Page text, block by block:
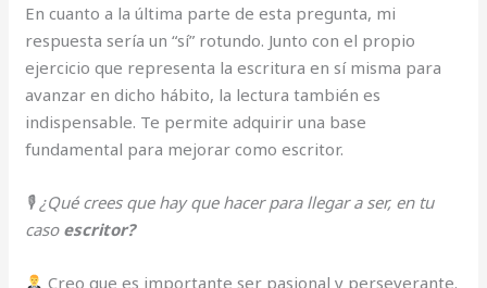
En cuanto a la última parte de esta pregunta, mi
respuesta sería un “sí” rotundo. Junto con el propio
ejercicio que representa la escritura en sí misma para
avanzar en dicho hábito, la lectura también es
indispensable. Te permite adquirir una base
fundamental para mejorar como escritor.
🎙 ¿Qué crees que hay que hacer para llegar a ser, en tu
caso escritor?
Creo que es importante ser pasional y perseverante.